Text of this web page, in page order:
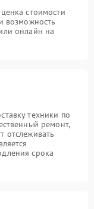
стоимости
возможность
онлайн на
техники по
ремонт,
отслеживать
срока